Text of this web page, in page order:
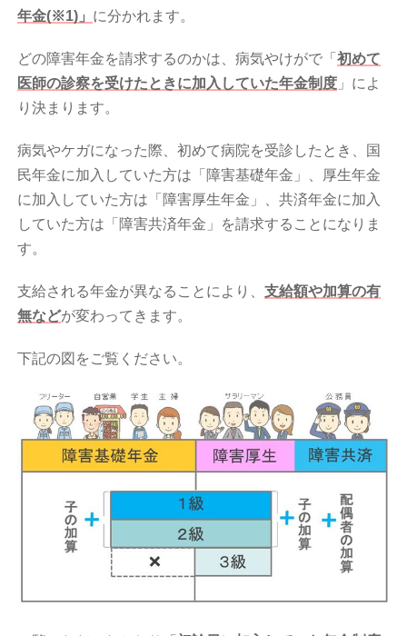
年金(※1)」 に分かれます。
どの障害年金を請求するのかは、病気やけがで「初めて
医師の診察を受けたときに加入していた年金制度 」によ
り決まります。
病気やケガになった際、初めて病院を受診したとき、国
民年金に加入していた方は「障害基礎年金」、厚生年金
に加入していた方は「障害厚生年金」、共済年金に加入
していた方は「障害共済年金」を請求することになりま
す。
支給される年金が異なることにより、支給額や加算の有
無などが変わってきます。
下記の図をご覧ください。